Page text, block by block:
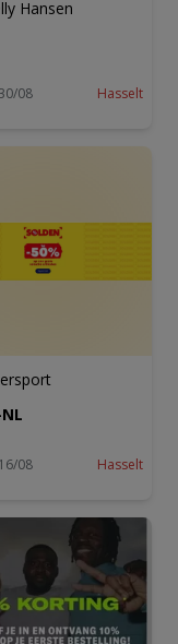
Hansen
08 Hasselt
08 Hasselt